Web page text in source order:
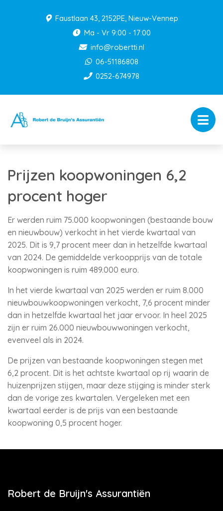
Faustlaan 43, 2152PE, Nieuw-Vennep
Ma - Vr 9:00 - 17:00
info@robertti.nl
06-51186808
0252-674978
Prijzen koopwoningen 6,2
procent hoger
Er werden ruim 75.000 koopwoningen (bestaande bouw
en nieuwbouw) verkocht in het vierde kwartaal van
2025. Dit is 9,7 procent meer dan in hetzelfde kwartaal
van 2024. De gemiddelde verkoopprijs van de totale
koopwoningen is ruim 489.000 euro.
In het vierde kwartaal van 2025 werden er ruim 8.000
nieuwbouwkoopwoningen verkocht, 7,6 procent minder
dan in hetzelfde kwartaal het jaar ervoor. In heel 2025
zijn er ruim 26.000 nieuwbouwwoningen verkocht,
evenveel als in 2024.
De prijzen van bestaande koopwoningen stegen met
6,2 procent. Dit is het achtste kwartaal op rij waarin de
huizenprijzen stijgen, maar deze stijging is minder sterk
dan de vorige zes kwartalen. Vergeleken met een
kwartaal eerder is de prijs van een bestaande
koopwoning 0,5 procent hoger.
Robert de Bruijn's Assurantiën